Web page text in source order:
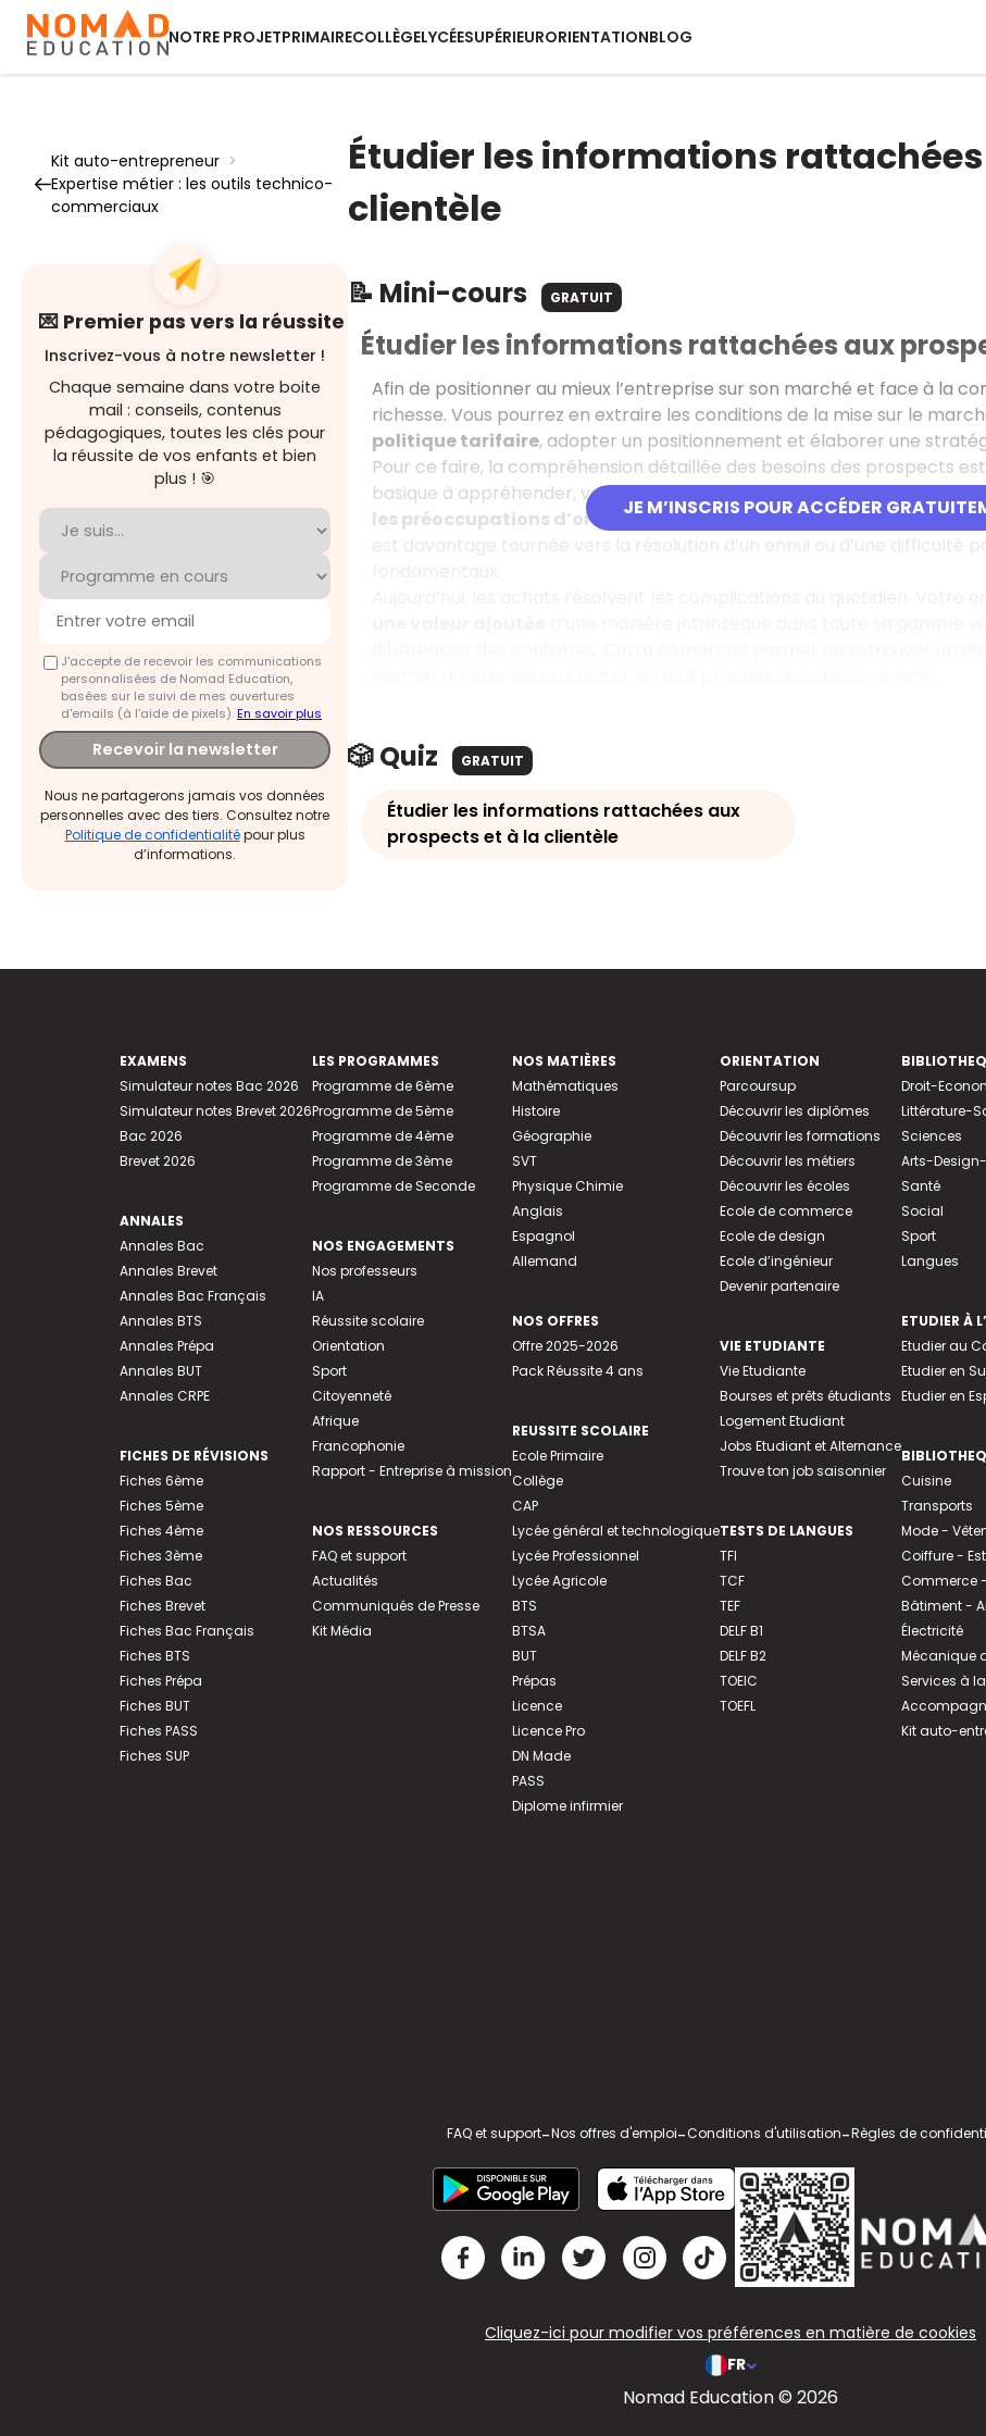
NOTRE PROJETPRIMAIRECOLLÈGELYCÉESUPÉRIEURORIENTATIONBLOG
Kit auto-entrepreneur >
Expertise métier : les outils technico-
commerciaux
💌 Premier pas vers la réussite
Inscrivez-vous à notre newsletter !
Chaque semaine dans votre boite
mail : conseils, contenus
pédagogiques, toutes les clés pour
la réussite de vos enfants et bien
plus ! 🎯
J'accepte de recevoir les communications
personnalisées de Nomad Education,
basées sur le suivi de mes ouvertures
d'emails (à l’aide de pixels).En savoir plus
Recevoir la newsletter
Nous ne partagerons jamais vos données
personnelles avec des tiers. Consultez notre
Politique de confidentialitépour plus
d’informations.
Étudier les informations
clientèle
📝 Mini-cours GRATUIT
JE M’INSCRIS POUR ACCÉDER
Étudier les informations rattachées aux
Afin de positionner au mieux l’entreprise sur son marché et face à la
richesse. Vous pourrez en extraire les conditions de la mise sur le
politique tarifaire, adopter un positionnement et élaborer une
Pour ce faire, la compréhension détaillée des besoins des prospects
basique à appréhender, vous distinguerez les préoccupations
les préoccupations d’originequi répondent précisément aux
🎲 Quiz GRATUIT
Étudier les informations rattachées aux
prospects et à la clientèle
EXAMENS
Simulateur notes Bac 2026
Simulateur notes Brevet 2026
Bac 2026
Brevet 2026
ANNALES
Annales Bac
Annales Brevet
Annales Bac Français
Annales BTS
Annales Prépa
Annales BUT
Annales CRPE
FICHES DE RÉVISIONS
Fiches 6ème
Fiches 5ème
Fiches 4ème
Fiches 3ème
Fiches Bac
Fiches Brevet
Fiches Bac Français
Fiches BTS
Fiches Prépa
Fiches BUT
Fiches PASS
Fiches SUP
LES PROGRAMMES
Programme de 6ème
Programme de 5ème
Programme de 4ème
Programme de 3ème
Programme de Seconde
NOS ENGAGEMENTS
Nos professeurs
IA
Réussite scolaire
Orientation
Sport
Citoyenneté
Afrique
Francophonie
Rapport - Entreprise à mission
NOS RESSOURCES
FAQ et support
Actualités
Communiqués de Presse
Kit Média
NOS MATIÈRES
Mathématiques
Histoire
Géographie
SVT
Physique Chimie
Anglais
Espagnol
Allemand
NOS OFFRES
Offre 2025-2026
Pack Réussite 4 ans
REUSSITE SCOLAIRE
Ecole Primaire
Collège
CAP
Lycée général et technologique
Lycée Professionnel
Lycée Agricole
BTS
BTSA
BUT
Prépas
Licence
Licence Pro
DN Made
PASS
Diplome infirmier
ORIENTATION
Parcoursup
Découvrir les diplômes
Découvrir les formations
Découvrir les métiers
Découvrir les écoles
Ecole de commerce
Ecole de design
Ecole d’ingénieur
Devenir partenaire
VIE ETUDIANTE
Vie Etudiante
Bourses et prêts étudiants
Logement Etudiant
Jobs Etudiant et Alternance
Trouve ton job saisonnier
TESTS DE LANGUES
TFI
TCF
TEF
DELF B1
DELF B2
TOEIC
TOEFL
Droit-
Littérature-
Sciences
Arts-
Santé
Social
Sport
Langues
ETUDIER À
Etudier au
Etudier en
Etudier en
Cuisine
Transports
Mode -
Coiffure -
Commerce
Bâtiment -
Électricité
Mécanique
Services à
Kit auto-
FAQ et support-Nos offres d'emploi-Conditions d'utilisation-Règles de
Cliquez-ici pour modifier vos préférences en matière de cookies
FR
Nomad Education © 2026